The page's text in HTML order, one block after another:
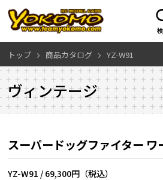
トップ 商品カタログ YZ-W91
ヴィンテージ
スーパードッグファイター ワ
YZ-W91 / 69,300円（税込）